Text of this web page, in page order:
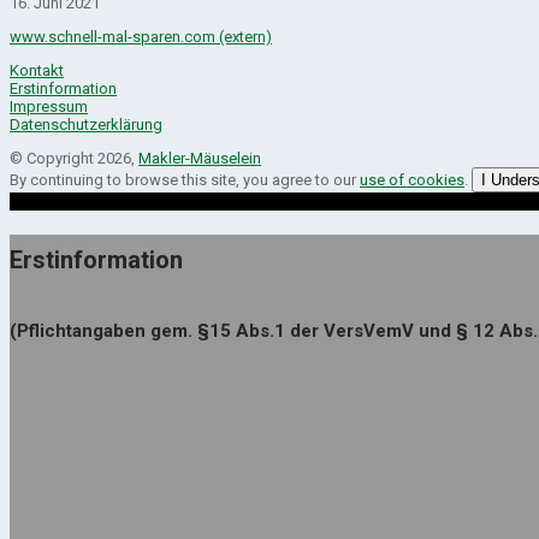
www.schnell-mal-sparen.com (extern)
Kontakt
Erstinformation
Impressum
Datenschutzerklärung
© Copyright 2026, Makler-Mäuselein
By continuing to browse this site, you agree to our use of cookies I
Erstinformation
(Pflichtangaben gem. §15 Abs.1 der VersVemV und § 12